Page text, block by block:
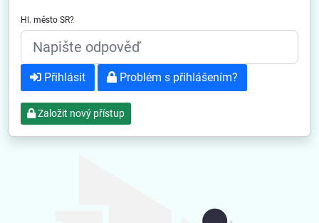
Hl. město SR?
Přihlásit Problém s přihlášením?
Založit nový přístup